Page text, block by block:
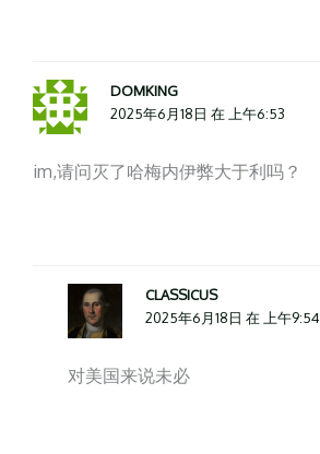
DOMKING
2025年6月18日 在 上午6:53
im,请问灭了哈梅内伊弊大于利吗？
CLASSICUS
2025年6月18日 在 上午9:54
对美国来说未必